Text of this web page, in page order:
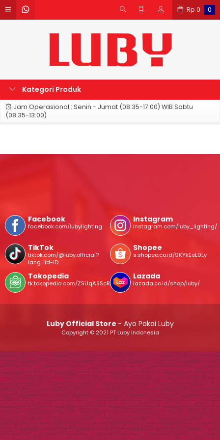
Rp 0 0
Kategori Produk
Jam Operasional : Senin - Jumat (08:35-17:00) WIB Sabtu
(08:35-13:00)
Facebook
facebook.com/lubylighting
Instagram
instagram.com/luby_lighting/
TikTok
tiktok.com/@luby.official?
lang=id-ID
Shopee
s.shopee.co.id/9KYkEeL9Ly
Tokopedia
tk.tokopedia.com/ZSUqASScR/
Lazada
lazada.co.id/shop/luby/
Luby Official Store - Ayo Pakai Luby
Copyright © 2021 PT Luby Indonesia